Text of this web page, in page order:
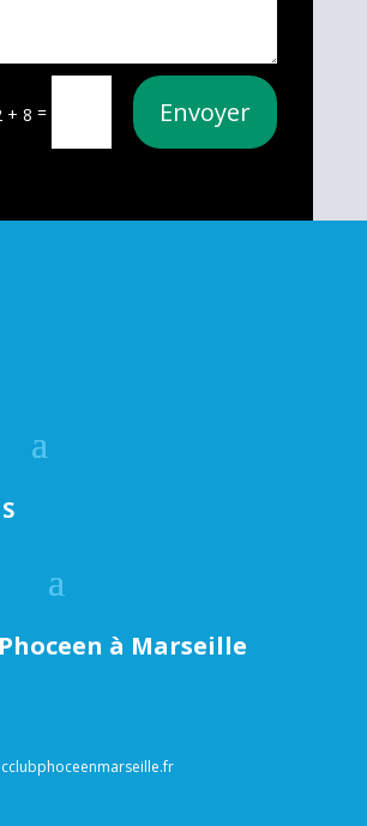
+ 8 = Envoyer
à Marseille